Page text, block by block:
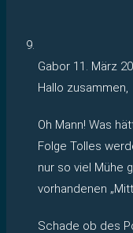
Gabor 11. März
Hallo zusammen,
Oh Mann! Was
Folge Tolles
nur so viel Mühe
vorhandenen
Schade ob des